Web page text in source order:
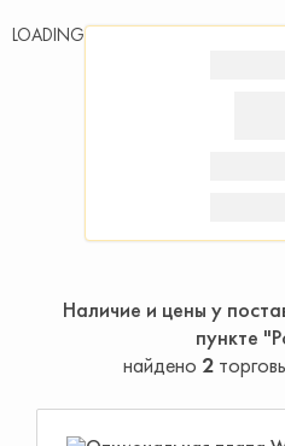
LOADING
Наличие и цены у
пункте
найдено 2